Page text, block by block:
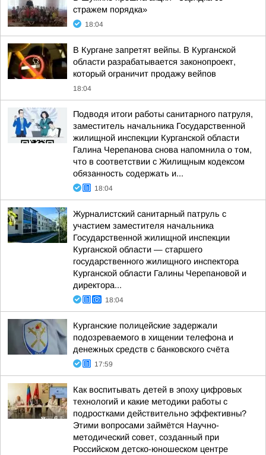
стражем порядка»
18:04
В Кургане запретят вейпы. В Курганской
области разрабатывается законопроект,
который ограничит продажу вейпов
18:04
Подводя итоги работы санитарного патруля,
заместитель начальника Государственной
жилищной инспекции Курганской области
Галина Черепанова снова напомнила о том,
что в соответствии с Жилищным кодексом
обязанность содержать и...
18:04
Журналистский санитарный патруль с
участием заместителя начальника
Государственной жилищной инспекции
Курганской области — старшего
государственного жилищного инспектора
Курганской области Галины Черепановой и
директора...
18:04
Курганские полицейские задержали
подозреваемого в хищении телефона и
денежных средств с банковского счёта
17:59
Как воспитывать детей в эпоху цифровых
технологий и какие методики работы с
подростками действительно эффективны?
Этими вопросами займётся Научно-
методический совет, созданный при
Российском детско-юношеском центре